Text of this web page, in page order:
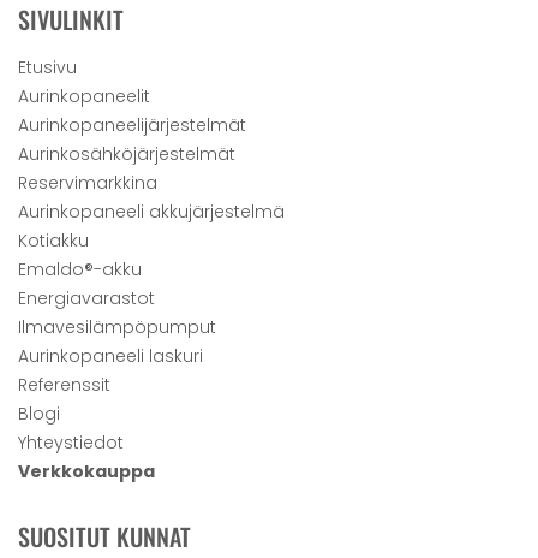
SIVULINKIT
Etusivu
Aurinkopaneelit
Aurinkopaneelijärjestelmät
Aurinkosähköjärjestelmät
Reservimarkkina
Aurinkopaneeli akkujärjestelmä
Kotiakku
Emaldo®-akku
Energiavarastot
Ilmavesilämpöpumput
Aurinkopaneeli laskuri
Referenssit
Blogi
Yhteystiedot
Verkkokauppa
SUOSITUT KUNNAT